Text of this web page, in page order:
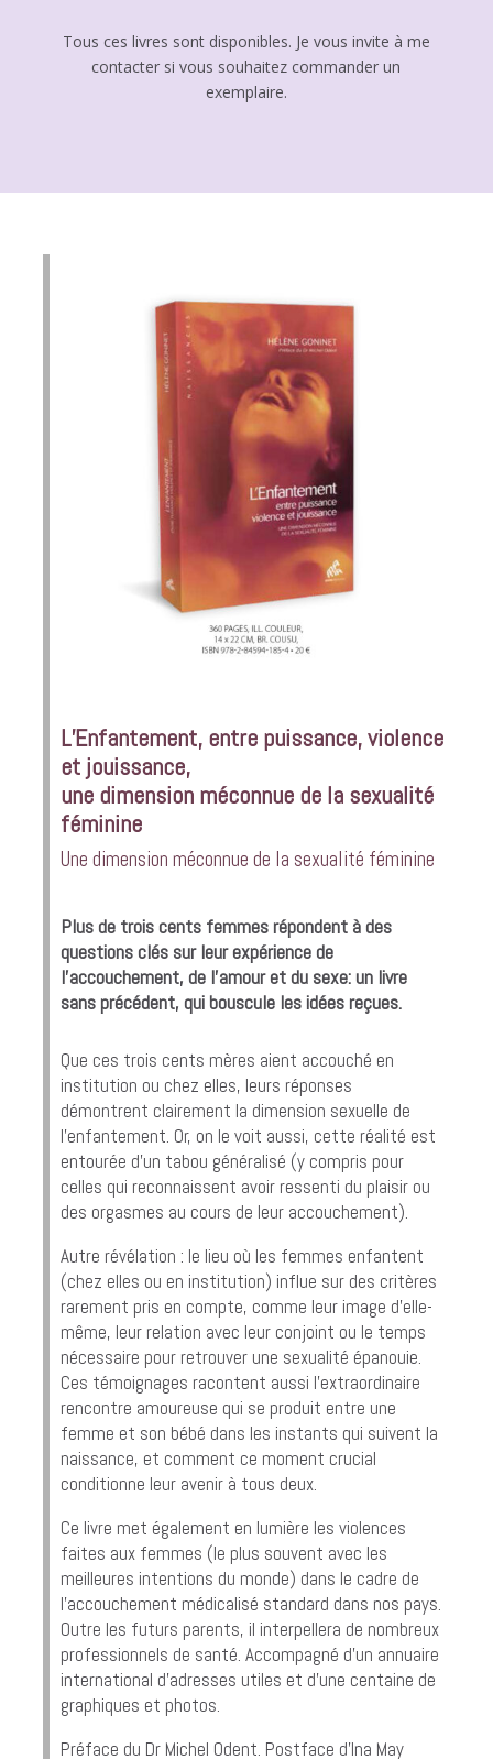
Tous ces livres sont disponibles. Je vous invite à me
contacter si vous souhaitez commander un
exemplaire.
L’Enfantement, entre puissance, violence
et jouissance,
une dimension méconnue de la sexualité
féminine
Une dimension méconnue de la sexualité féminine
Plus de trois cents femmes répondent à des
questions clés sur leur expérience de
l’accouchement, de l’amour et du sexe: un livre
sans précédent, qui bouscule les idées reçues.
Que ces trois cents mères aient accouché en
institution ou chez elles, leurs réponses
démontrent clairement la dimension sexuelle de
l’enfantement. Or, on le voit aussi, cette réalité est
entourée d’un tabou généralisé (y compris pour
celles qui reconnaissent avoir ressenti du plaisir ou
des orgasmes au cours de leur accouchement).
Autre révélation : le lieu où les femmes enfantent
(chez elles ou en institution) influe sur des critères
rarement pris en compte, comme leur image d’elle-
même, leur relation avec leur conjoint ou le temps
nécessaire pour retrouver une sexualité épanouie.
Ces témoignages racontent aussi l’extraordinaire
rencontre amoureuse qui se produit entre une
femme et son bébé dans les instants qui suivent la
naissance, et comment ce moment crucial
conditionne leur avenir à tous deux.
Ce livre met également en lumière les violences
faites aux femmes (le plus souvent avec les
meilleures intentions du monde) dans le cadre de
l’accouchement médicalisé standard dans nos pays.
Outre les futurs parents, il interpellera de nombreux
professionnels de santé. Accompagné d’un annuaire
international d’adresses utiles et d’une centaine de
graphiques et photos.
Préface du Dr Michel Odent. Postface d’Ina May